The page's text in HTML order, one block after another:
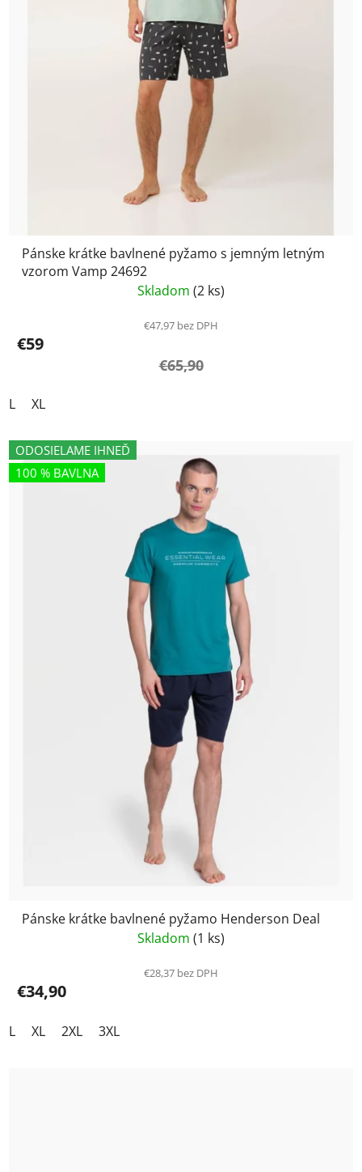
Pánske krátke bavlnené pyžamo s jemným letným
vzorom Vamp 24692
Skladom (2 ks)
€47,97 bez DPH
€59
€65,90
L XL
ODOSIELAME IHNEĎ
100 % BAVLNA
Pánske krátke bavlnené pyžamo Henderson Deal
Skladom (1 ks)
€28,37 bez DPH
€34,90
L XL 2XL 3XL